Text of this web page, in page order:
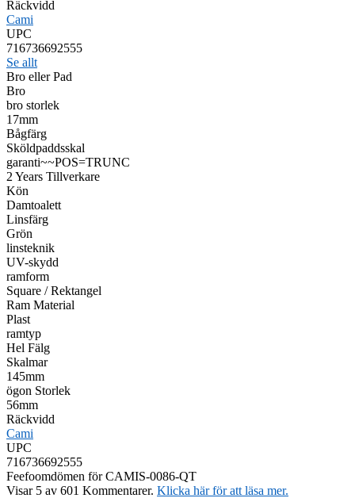
Räckvidd
Cami
UPC
716736692555
Se allt
Bro eller Pad
Bro
bro storlek
17mm
Bågfärg
Sköldpaddsskal
garanti~~POS=TRUNC
2 Years Tillverkare
Kön
Damtoalett
Linsfärg
Grön
linsteknik
UV-skydd
ramform
Square / Rektangel
Ram Material
Plast
ramtyp
Hel Fälg
Skalmar
145mm
ögon Storlek
56mm
Räckvidd
Cami
UPC
716736692555
Feefoomdömen för CAMIS-0086-QT
Visar 5 av 601 Kommentarer. Klicka här för att läsa mer.